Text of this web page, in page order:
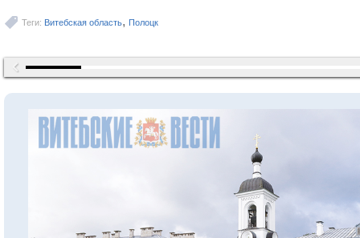
Теги: Витебская область, Полоцк